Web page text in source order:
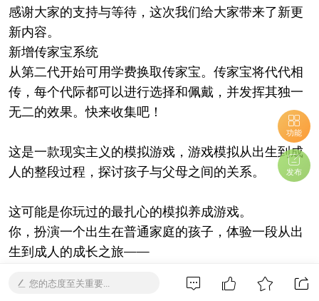
感谢大家的支持与等待，这次我们给大家带来了新更
新内容。
新增传家宝系统
从第二代开始可用学费换取传家宝。传家宝将代代相
传，每个代际都可以进行选择和佩戴，并发挥其独一
无二的效果。快来收集吧！
这是一款现实主义的模拟游戏，游戏模拟从出生到成
人的整段过程，探讨孩子与父母之间的关系。
这可能是你玩过的最扎心的模拟养成游戏。
你，扮演一个出生在普通家庭的孩子，体验一段从出
生到成人的成长之旅——
面对偶遇的熊孩，你的特长能否赢得面子？
您的态度至关重要...
功能
发布